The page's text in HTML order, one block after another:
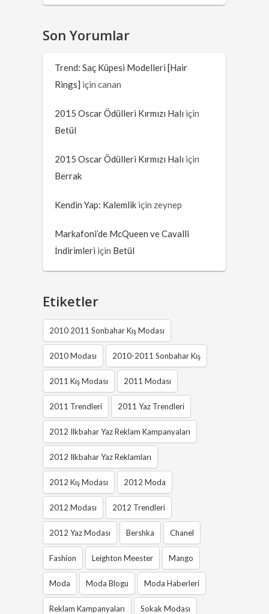
Son Yorumlar
Trend: Saç Küpesi Modelleri [Hair
Rings] içincanan
2015 Oscar Ödülleri Kırmızı Halı için
Betül
2015 Oscar Ödülleri Kırmızı Halı için
Berrak
Kendin Yap: Kalemlik için zeynep
Markafoni’de McQueen ve Cavalli
İndirimleri için Betül
Etiketler
2010 2011 Sonbahar Kış Modası
2010 Modası 2010-2011 Sonbahar Kış
2011 Kış Modası 2011 Modası
2011 Trendleri 2011 Yaz Trendleri
2012 Ilkbahar Yaz Reklam Kampanyaları
2012 Ilkbahar Yaz Reklamları
2012 Kış Modası 2012 Moda
2012 Modası 2012 Trendleri
2012 Yaz Modası Bershka Chanel
Fashion Leighton Meester Mango
Moda Moda Blogu Moda Haberleri
Reklam Kampanyaları Sokak Modası